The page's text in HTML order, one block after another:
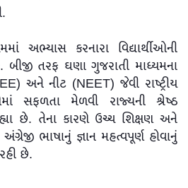
અભ્યાસ કરનારા વિદ્યાર્થીઓની
તરફ ઘણા ગુજરાતી માધ્યમના
અને નીટ (NEET) જેવી રાષ્ટ્રીય
સફળતા મેળવી રાજ્યની શ્રેષ્ઠ
છે. તેના કારણે ઉચ્ચ શિક્ષણ અને
ભાષાનું જ્ઞાન મહત્વપૂર્ણ હોવાનું
છે.